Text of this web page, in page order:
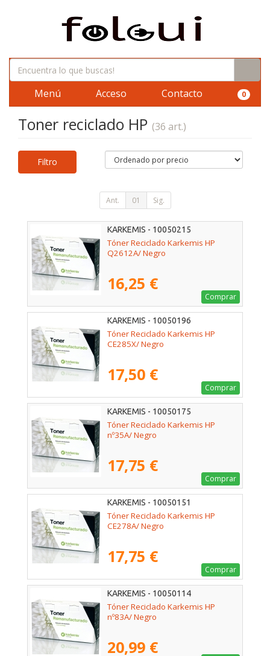
Menú Acceso Contacto 0
Toner reciclado HP (36 art.)
Filtro
Ant. 01 Sig.
KARKEMIS - 10050215
Tóner Reciclado Karkemis HP
Q2612A/ Negro
16,25 €
Comprar
KARKEMIS - 10050196
Tóner Reciclado Karkemis HP
CE285X/ Negro
17,50 €
Comprar
KARKEMIS - 10050175
Tóner Reciclado Karkemis HP
nº35A/ Negro
17,75 €
Comprar
KARKEMIS - 10050151
Tóner Reciclado Karkemis HP
CE278A/ Negro
17,75 €
Comprar
KARKEMIS - 10050114
Tóner Reciclado Karkemis HP
nº83A/ Negro
20,99 €